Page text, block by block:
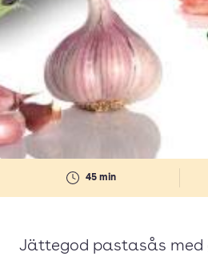
45 min
Jättegod pastasås med